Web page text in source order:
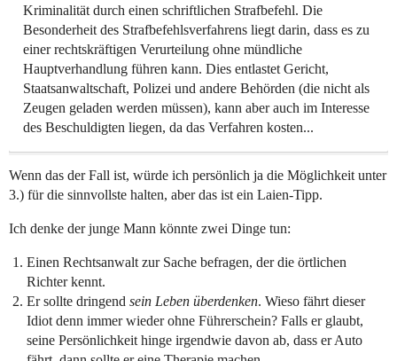
Kriminalität durch einen schriftlichen Strafbefehl. Die
Besonderheit des Strafbefehlsverfahrens liegt darin, dass es zu
einer rechtskräftigen Verurteilung ohne mündliche
Hauptverhandlung führen kann. Dies entlastet Gericht,
Staatsanwaltschaft, Polizei und andere Behörden (die nicht als
Zeugen geladen werden müssen), kann aber auch im Interesse
des Beschuldigten liegen, da das Verfahren kosten...
Wenn das der Fall ist, würde ich persönlich ja die Möglichkeit unter
3.) für die sinnvollste halten, aber das ist ein Laien-Tipp.
Ich denke der junge Mann könnte zwei Dinge tun:
Einen Rechtsanwalt zur Sache befragen, der die örtlichen
Richter kennt.
Er sollte dringend sein Leben überdenken. Wieso fährt dieser
Idiot denn immer wieder ohne Führerschein? Falls er glaubt,
seine Persönlichkeit hinge irgendwie davon ab, dass er Auto